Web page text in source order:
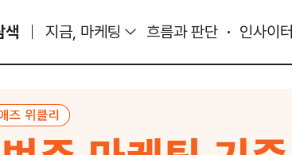
색 지금, 마케팅 흐름과 판단 인사이터